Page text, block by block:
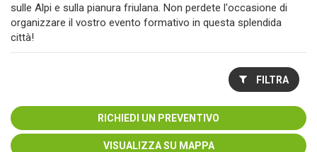
sulle Alpi e sulla pianura friulana. Non perdete l'occasione di
organizzare il vostro evento formativo in questa splendida
città!
FILTRA
RICHIEDI UN PREVENTIVO
VISUALIZZA SU MAPPA